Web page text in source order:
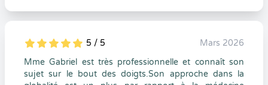
5
1
5
0 5 / 5
Mars 2026
Mme Gabriel est très professionnelle et connaît son
sujet sur le bout des doigts.Son approche dans la